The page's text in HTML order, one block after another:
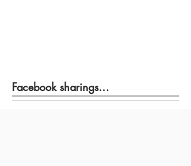
Facebook sharings...